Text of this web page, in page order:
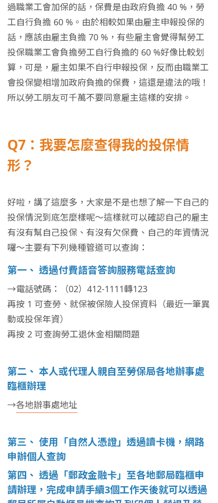
過職業工會加保的話，保費是由政府負擔 40 %，勞
工自行負擔 60 %。由於相較如果由雇主申報投保的
話，應該由雇主負擔 70 %，有些雇主會覺得幫勞工
投保職業工會負擔勞工自行負擔的 60 %好像比較划
算，可是，雇主如果不自行申報投保，反而由職業工
會投保變相增加政府負擔的保費，這還是違法的哦！
所以勞工朋友可千萬不要同意雇主這樣的安排。
Q7：我要怎麼查得我的投保情
形？
好啦，講了這麼多，大家是不是也想了解一下自己的
投保情況到底怎麼樣呢～這樣就可以確認自己的雇主
有沒有幫自己投保、有沒有欠保費、自己的年資情況
囉～主要有下列幾種管道可以查詢：
第一、 透過付費語音答詢服務電話查詢
→電話號碼：（02）412-1111轉123
再按 1 可查勞、就保被保險人投保資料（最近一筆異
動或投保年資）
再按 2 可查詢勞工退休金相關問題
第二、 本人或代理人親自至勞保局各地辦事處
臨櫃辦理
→各地辦事處地址
第三、 使用「自然人憑證」透過讀卡機，網路
申辦個人查詢
第四、 透過「郵政金融卡」至各地郵局臨櫃申
請辦理，完成申請手續3個工作天後就可以透過